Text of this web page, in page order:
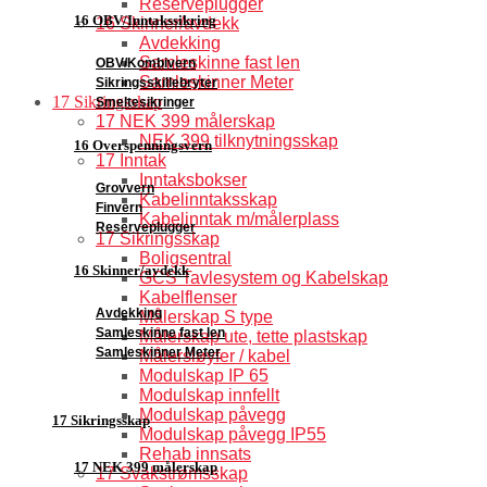
16 OBV/Inntakssikring
OBV/Kombivern
Sikringsskillebryter
Smeltesikringer
16 Overspenningsvern
Grovvern
Finvern
Reserveplugger
16 Skinner/avdekk
Avdekking
Samleskinne fast len
Samleskinner Meter
17 Sikringsskap
17 NEK 399 målerskap
Reserveplugger
16 Skinner/avdekk
Avdekking
Samleskinne fast len
Samleskinner Meter
17 Sikringsskap
17 NEK 399 målerskap
NEK 399 tilknytningsskap
17 Inntak
Inntaksbokser
Kabelinntaksskap
Kabelinntak m/målerplass
17 Sikringsskap
Boligsentral
GCS Tavlesystem og Kabelskap
Kabelflenser
Målerskap S type
Målerskap ute, tette plastskap
Målersløyfer / kabel
Modulskap IP 65
Modulskap innfellt
Modulskap påvegg
Modulskap påvegg IP55
Rehab innsats
17 Svakstrømsskap